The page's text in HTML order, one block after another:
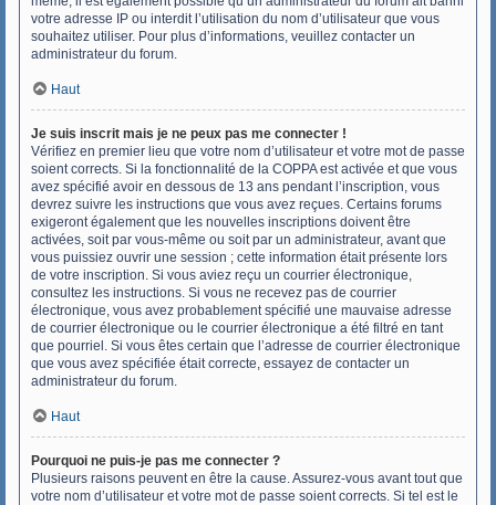
votre adresse IP ou interdit l’utilisation du nom d’utilisateur que vous
souhaitez utiliser. Pour plus d’informations, veuillez contacter un
administrateur du forum.
Haut
Je suis inscrit mais je ne peux pas me connecter !
Vérifiez en premier lieu que votre nom d’utilisateur et votre mot de passe
soient corrects. Si la fonctionnalité de la COPPA est activée et que vous
avez spécifié avoir en dessous de 13 ans pendant l’inscription, vous
devrez suivre les instructions que vous avez reçues. Certains forums
exigeront également que les nouvelles inscriptions doivent être
activées, soit par vous-même ou soit par un administrateur, avant que
vous puissiez ouvrir une session ; cette information était présente lors
de votre inscription. Si vous aviez reçu un courrier électronique,
consultez les instructions. Si vous ne recevez pas de courrier
électronique, vous avez probablement spécifié une mauvaise adresse
de courrier électronique ou le courrier électronique a été filtré en tant
que pourriel. Si vous êtes certain que l’adresse de courrier électronique
que vous avez spécifiée était correcte, essayez de contacter un
administrateur du forum.
Haut
Pourquoi ne puis-je pas me connecter ?
Plusieurs raisons peuvent en être la cause. Assurez-vous avant tout que
votre nom d’utilisateur et votre mot de passe soient corrects. Si tel est le